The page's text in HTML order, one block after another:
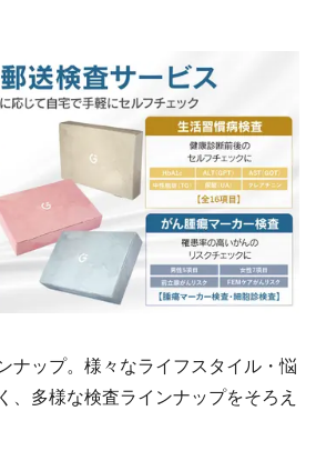
ナップ。様々なライフスタイル・悩
、多様な検査ラインナップをそろえ